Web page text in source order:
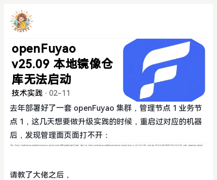
openFuyao
v25.09 本地镜像仓
库无法启动
技术实践 · 02-11
去年部署好了一套 openFuyao 集群，管理节点 1 业务节
点 1，这几天想要做升级实践的时候，重启过对应的机器
后，发现管理面页面打不开：
请教了大佬之后，